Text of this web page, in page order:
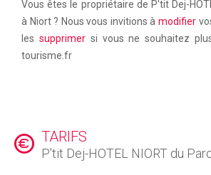
Vous êtes le propriétaire de P'tit Dej-
à Niort ? Nous vous invitions àmodifier
les supprimersi vous ne souhaitez
tourisme.fr
TARIFS
P'tit Dej-HOTEL NIORT du